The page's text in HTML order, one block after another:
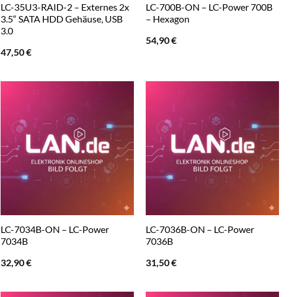
LC-35U3-RAID-2 – Externes 2x
3.5“ SATA HDD Gehäuse, USB
3.0
47,50€
LC-700B-ON – LC-Power 700B
– Hexagon
54,90€
LC-7034B-ON – LC-Power
7034B
32,90€
LC-7036B-ON – LC-Power
7036B
31,50€